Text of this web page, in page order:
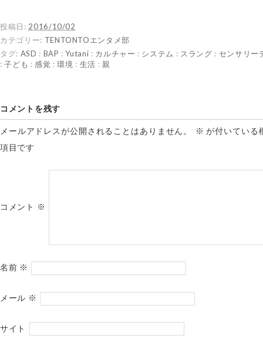
投稿日: 2016/10/02
カテゴリー: TENTONTOエンタメ部
タグ: ASD : BAP :Yutani : カルチャー : システム : スラング : センサリー
:子ども : 感覚 :環境 : 生活 : 親
コメントを残す
メールアドレスが公開されることはありません。 ※ が付いている
項目です
コメント ※
名前 ※
メール ※
サイト